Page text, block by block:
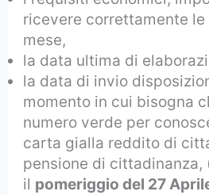
ricevere correttamente
mese,
la data ultima di
la data di invio
momento in cui bisogna
numero verde per
carta gialla reddito di
pensione di cittadinanza,
il pomeriggio del 27